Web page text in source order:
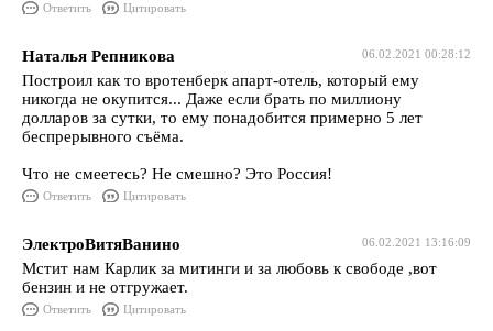
Ответить Цитировать
06.02.2021 00:28:12
Наталья Репникова
Построил как то вротенберк апарт-отель, который ему
никогда не окупится... Даже если брать по миллиону
долларов за сутки, то ему понадобится примерно 5 лет
беспрерывного съёма.
Что не смеетесь? Не смешно? Это Россия!
Ответить Цитировать
06.02.2021 13:16:09
ЭлектроВитяВанино
Мстит нам Карлик за митинги и за любовь к свободе ,вот
бензин и не отгружает.
Ответить Цитировать